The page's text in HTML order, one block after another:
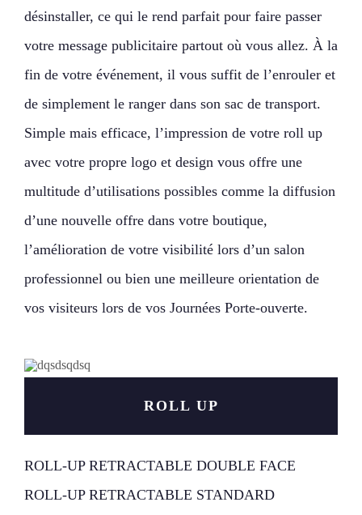
désinstaller, ce qui le rend parfait pour faire passer
votre message publicitaire partout où vous allez. À la
fin de votre événement, il vous suffit de l’enrouler et
de simplement le ranger dans son sac de transport.
Simple mais efficace, l’impression de votre roll up
avec votre propre logo et design vous offre une
multitude d’utilisations possibles comme la diffusion
d’une nouvelle offre dans votre boutique,
l’amélioration de votre visibilité lors d’un salon
professionnel ou bien une meilleure orientation de
vos visiteurs lors de vos Journées Porte-ouverte.
ROLL UP
ROLL-UP RETRACTABLE DOUBLE FACE
ROLL-UP RETRACTABLE STANDARD